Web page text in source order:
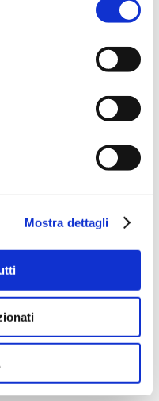
Mostra dettagli